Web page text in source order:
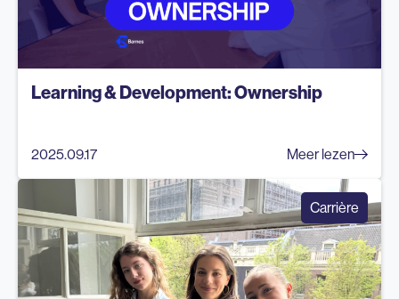
Learning & Development: Ownership
2025.09.17 Meer lezen
Carrière